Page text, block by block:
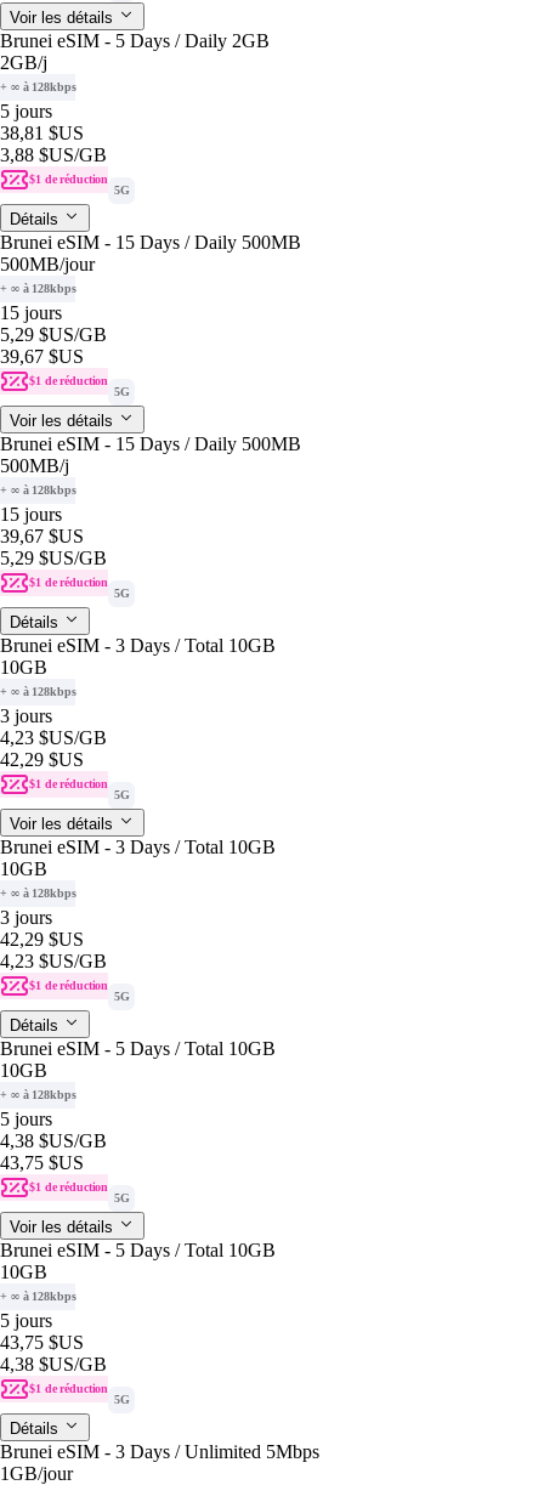
Voir les détails
Brunei eSIM - 5 Days / Daily 2GB
2GB/j
+ ∞ à 128kbps
5 jours
38,81 $US
3,88 $US/GB
$1 de réduction
5G
Détails
Brunei eSIM - 15 Days / Daily 500MB
500MB/jour
+ ∞ à 128kbps
15 jours
5,29 $US/GB
39,67 $US
$1 de réduction
5G
Voir les détails
Brunei eSIM - 15 Days / Daily 500MB
500MB/j
+ ∞ à 128kbps
15 jours
39,67 $US
5,29 $US/GB
$1 de réduction
5G
Détails
Brunei eSIM - 3 Days / Total 10GB
10GB
+ ∞ à 128kbps
3 jours
4,23 $US/GB
42,29 $US
$1 de réduction
5G
Voir les détails
Brunei eSIM - 3 Days / Total 10GB
10GB
+ ∞ à 128kbps
3 jours
42,29 $US
4,23 $US/GB
$1 de réduction
5G
Détails
Brunei eSIM - 5 Days / Total 10GB
10GB
+ ∞ à 128kbps
5 jours
4,38 $US/GB
43,75 $US
$1 de réduction
5G
Voir les détails
Brunei eSIM - 5 Days / Total 10GB
10GB
+ ∞ à 128kbps
5 jours
43,75 $US
4,38 $US/GB
$1 de réduction
5G
Détails
Brunei eSIM - 3 Days / Unlimited 5Mbps
1GB/jour